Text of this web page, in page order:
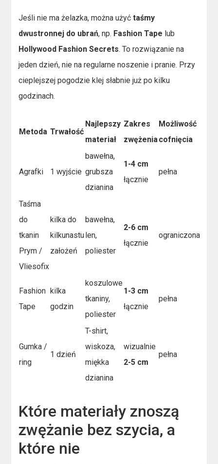
Jeśli nie ma żelazka, można użyćtaśmy
dwustronnej do ubrań, np. Fashion Tape lub
Hollywood Fashion Secrets. To rozwiązanie na
jeden dzień, nie na regularne noszenie i pranie. Przy
cieplejszej pogodzie klej słabnie już po kilku
godzinach.
Metoda Trwałość
Najlepszy
materiał
Zakres
zwężenia
Możliwość
cofnięcia
Agrafki 1 wyjście
bawełna,
grubsza
dzianina
1-4 cm
łącznie
pełna
Taśma
do
tkanin
Prym /
Vliesofix
kilka do
kilkunastu
założeń
bawełna,
len,
poliester
2-6 cm
łącznie
ograniczona
Fashion
Tape
kilka
godzin
koszulowe
tkaniny,
poliester
1-3 cm
łącznie
pełna
Gumka /
ring
1 dzień
T-shirt,
wiskoza,
miękka
dzianina
wizualnie
2-5 cm
pełna
Które materiały znoszą
zwężanie bez szycia, a
które nie